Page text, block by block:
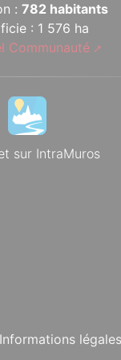
:782 habitants
: 1 576 ha
Communauté
sur IntraMuros
Informations légales